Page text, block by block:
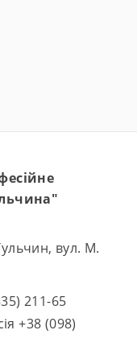
вул. М.
211-65
+38 (098)